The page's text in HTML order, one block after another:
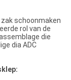
schoonmaken
rol van de
die
dia ADC